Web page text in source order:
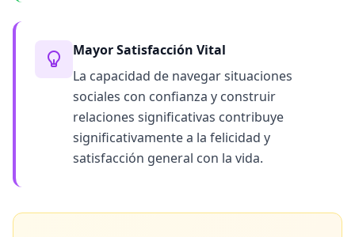
Mayor Satisfacción Vital
La capacidad de navegar situaciones
sociales con confianza y construir
relaciones significativas contribuye
significativamente a la felicidad y
satisfacción general con la vida.